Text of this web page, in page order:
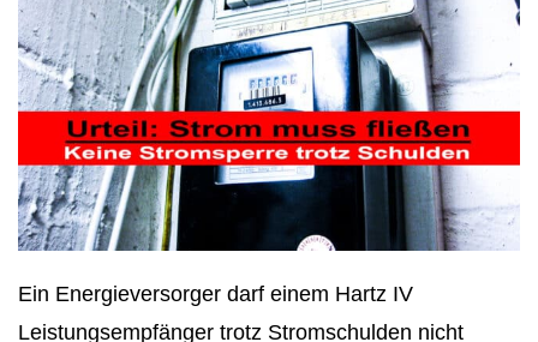
Ein Energieversorger darf einem Hartz IV
Leistungsempfänger trotz Stromschulden nicht